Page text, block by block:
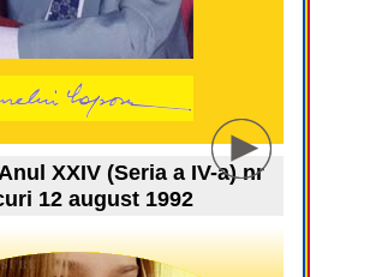
XXIV (Seria a IV-a) nr
12 august 1992